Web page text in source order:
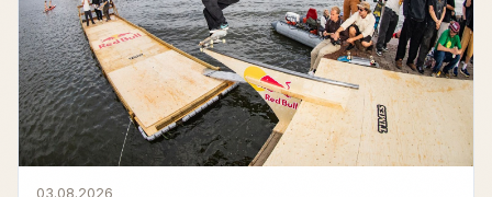
03.08.2026